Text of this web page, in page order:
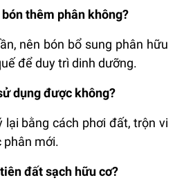
thêm phân không?
nên bón bổ sung phân hữu
để duy trì dinh dưỡng.
dụng được không?
lại bằng cách phơi đất, trộn vi
phân mới.
đất sạch hữu cơ?